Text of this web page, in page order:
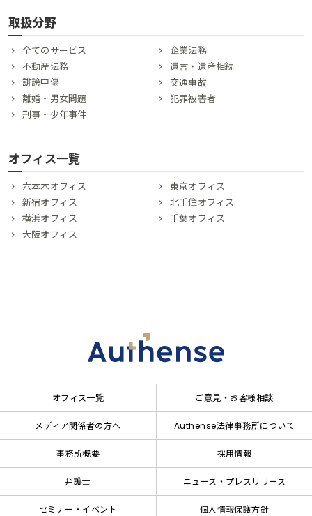
取扱分野
全てのサービス
企業法務
不動産法務
遺言・遺産相続
誹謗中傷
交通事故
離婚・男女問題
犯罪被害者
刑事・少年事件
オフィス一覧
六本木オフィス
東京オフィス
新宿オフィス
北千住オフィス
横浜オフィス
千葉オフィス
大阪オフィス
オフィス一覧 ご意見・お客様相談
メディア関係者の方へ Authense法律事務所について
事務所概要 採用情報
弁護士 ニュース・プレスリリース
セミナー・イベント 個人情報保護方針